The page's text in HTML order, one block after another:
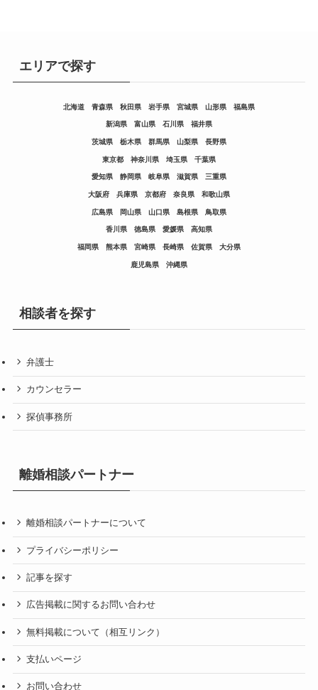
エリアで探す
北海道 青森県 秋田県 岩手県 宮城県 山形県 福島県
新潟県 富山県 石川県 福井県
茨城県 栃木県 群馬県 山梨県 長野県
東京都 神奈川県 埼玉県 千葉県
愛知県 静岡県 岐阜県 滋賀県 三重県
大阪府 兵庫県 京都府 奈良県 和歌山県
広島県 岡山県 山口県 島根県 鳥取県
香川県 徳島県 愛媛県 高知県
福岡県 熊本県 宮崎県 長崎県 佐賀県 大分県
鹿児島県 沖縄県
相談者を探す
弁護士
カウンセラー
探偵事務所
離婚相談パートナー
離婚相談パートナーについて
プライバシーポリシー
記事を探す
広告掲載に関するお問い合わせ
無料掲載について（相互リンク）
支払いページ
お問い合わせ